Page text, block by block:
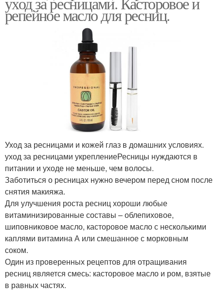
репейное масло для ресниц.
Уход за ресницами и кожей глаз в домашних условиях.
уход за ресницами укреплениеРесницы нуждаются в
питании и уходе не меньше, чем волосы.
Заботиться о ресницах нужно вечером перед сном после
снятия макияжа.
Для улучшения роста ресниц хороши любые
витаминизированные составы – облепиховое,
шиповниковое масло, касторовое масло с несколькими
каплями витамина А или смешанное с морковным
соком.
Один из проверенных рецептов для отращивания
ресниц является смесь: касторовое масло и ром, взятые
в равных частях.